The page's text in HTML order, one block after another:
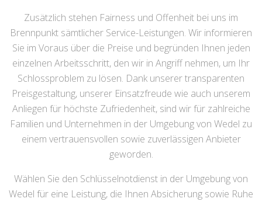
Zusätzlich stehen Fairness und Offenheit bei uns im
Brennpunkt sämtlicher Service-Leistungen. Wir informieren
Sie im Voraus über die Preise und begründen Ihnen jeden
einzelnen Arbeitsschritt, den wir in Angriff nehmen, um Ihr
Schlossproblem zu lösen. Dank unserer transparenten
Preisgestaltung, unserer Einsatzfreude wie auch unserem
Anliegen für höchste Zufriedenheit, sind wir für zahlreiche
Familien und Unternehmen in der Umgebung von Wedel zu
einem vertrauensvollen sowie zuverlässigen Anbieter
geworden.
Wählen Sie den Schlüsselnotdienst in der Umgebung von
Wedel für eine Leistung, die Ihnen Absicherung sowie Ruhe